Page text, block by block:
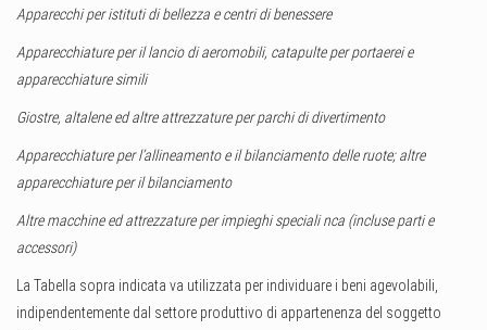
Apparecchi per istituti di bellezza e centri di benessere
Apparecchiature per il lancio di aeromobili, catapulte per portaerei e
apparecchiature simili
Giostre, altalene ed altre attrezzature per parchi di divertimento
Apparecchiature per l’allineamento e il bilanciamento delle ruote; altre
apparecchiature per il bilanciamento
Altre macchine ed attrezzature per impieghi speciali nca (incluse parti e
accessori)
La Tabella sopra indicata va utilizzata per individuare i beni agevolabili,
indipendentemente dal settore produttivo di appartenenza del soggetto